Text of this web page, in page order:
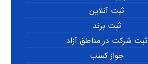
ثبت آنلاین
ثبت برند
ثبت شرکت در مناطق آزاد
جواز کسب